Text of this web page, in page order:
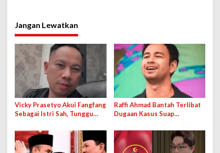
Jangan Lewatkan
Vicky Prasetyo Akui Fangfang
Sebagai Istri Sah, Tunggu
Raffi Ahmad Bantah Terlibat
Dugaan Kasus Suap
Bea Cukai